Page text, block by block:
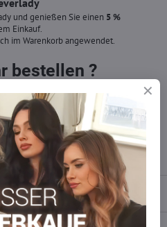
und genießen Sie einen 5 %
Einkauf.
im Warenkorb angewendet.
bestellen ?
wir füllen die Ware für Sie